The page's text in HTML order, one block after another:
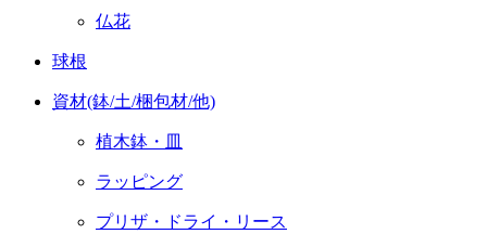
仏花
球根
資材(鉢/土/梱包材/他)
植木鉢・皿
ラッピング
プリザ・ドライ・リース